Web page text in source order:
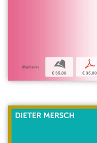
b
€ 35,00
p
€ 35,00